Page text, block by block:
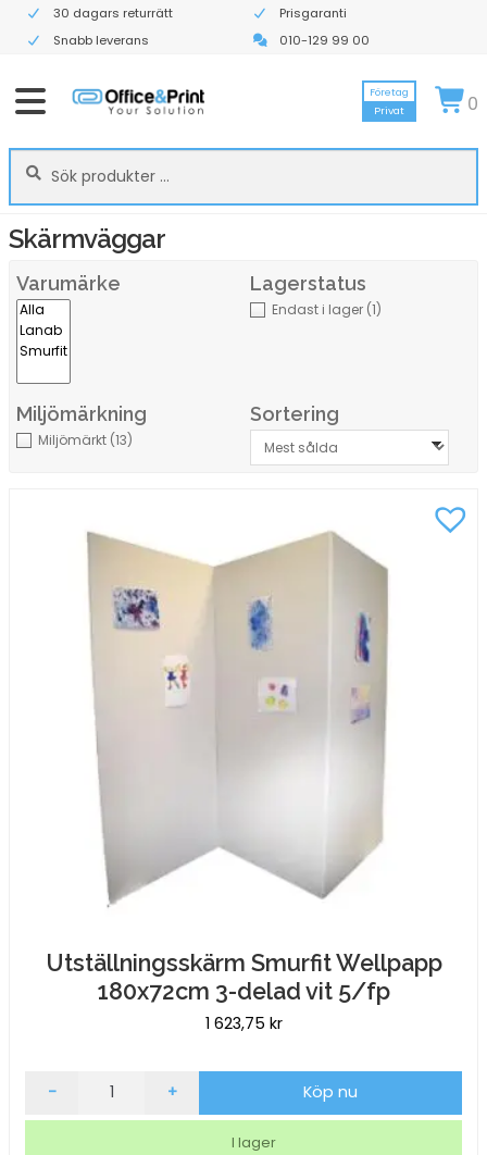
30 dagars returrätt
Prisgaranti
Snabb leverans
010-129 99 00
Sök
efter:
Sök
Företag
Privat
0
Skärmväggar
Varumärke Lagerstatus
Endast i lager (1)
Miljömärkning
Miljömärkt (13)
Sortering
Utställningsskärm Smurfit Wellpapp
180x72cm 3-delad vit 5/fp
1 623,75 kr
Utställningsskärm
- + Köp nu
I lager